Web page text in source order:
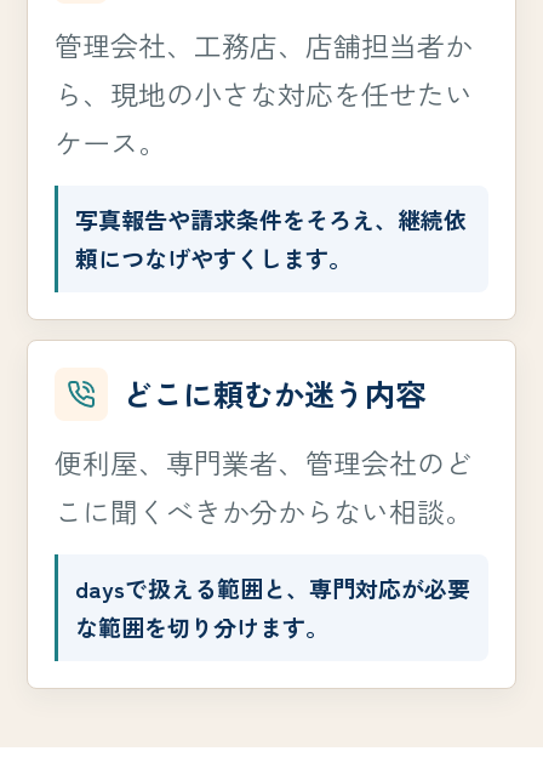
管理会社、工務店、店舗担当者か
ら、現地の小さな対応を任せたい
ケース。
写真報告や請求条件をそろえ、継続依
頼につなげやすくします。
どこに頼むか迷う内容
便利屋、専門業者、管理会社のど
こに聞くべきか分からない相談。
daysで扱える範囲と、専門対応が必要
な範囲を切り分けます。